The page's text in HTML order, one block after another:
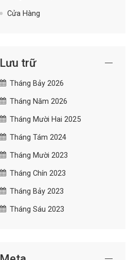
Cửa Hàng
Lưu trữ
Tháng Bảy 2026
Tháng Năm 2026
Tháng Mười Hai 2025
Tháng Tám 2024
Tháng Mười 2023
Tháng Chín 2023
Tháng Bảy 2023
Tháng Sáu 2023